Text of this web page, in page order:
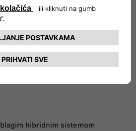
hibridnim sistemom